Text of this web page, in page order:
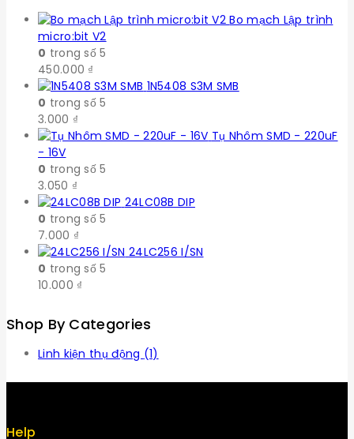
Bo mạch Lập trình
micro:bit V2
0 trong số 5
450.000 ₫
1N5408 S3M SMB
0 trong số 5
3.000 ₫
Tụ Nhôm SMD - 220uF
- 16V
0 trong số 5
3.050 ₫
24LC08B DIP
0 trong số 5
7.000 ₫
24LC256 I/SN
0 trong số 5
10.000 ₫
Shop By Categories
Linh kiện thụ động (1)
Help